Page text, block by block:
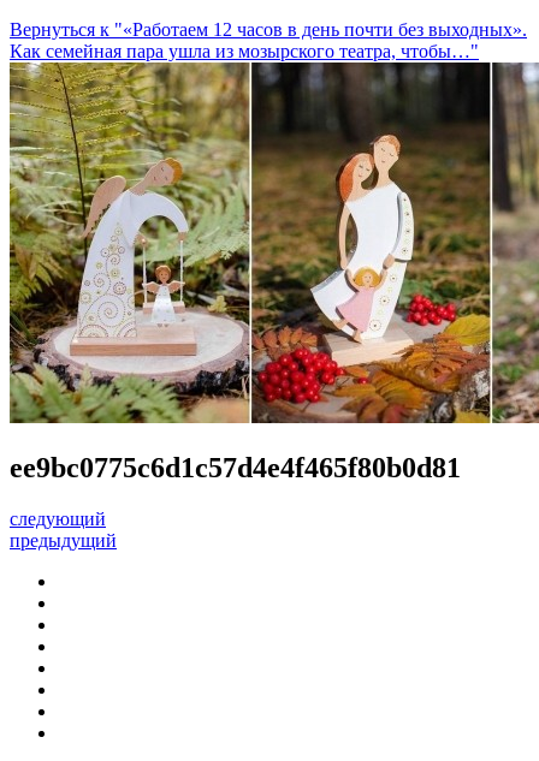
Вернуться к "«Работаем 12 часов в день почти без выходных».
Как семейная пара ушла из мозырского театра, чтобы…"
ee9bc0775c6d1c57d4e4f465f80b0d81
следующий
предыдущий